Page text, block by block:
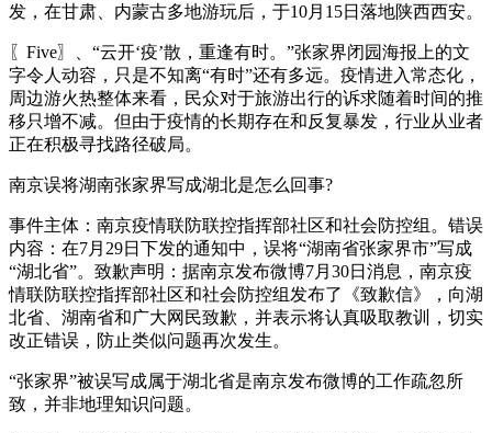
发，在甘肃、内蒙古多地游玩后，于10月15日落地陕西西安。
〖Five〗、“云开‘疫’散，重逢有时。”张家界闭园海报上的文
字令人动容，只是不知离“有时”还有多远。疫情进入常态化，
周边游火热整体来看，民众对于旅游出行的诉求随着时间的推
移只增不减。但由于疫情的长期存在和反复暴发，行业从业者
正在积极寻找路径破局。
南京误将湖南张家界写成湖北是怎么回事?
事件主体：南京疫情联防联控指挥部社区和社会防控组。错误
内容：在7月29日下发的通知中，误将“湖南省张家界市”写成
“湖北省”。致歉声明：据南京发布微博7月30日消息，南京疫
情联防联控指挥部社区和社会防控组发布了《致歉信》，向湖
北省、湖南省和广大网民致歉，并表示将认真吸取教训，切实
改正错误，防止类似问题再次发生。
“张家界”被误写成属于湖北省是南京发布微博的工作疏忽所
致，并非地理知识问题。